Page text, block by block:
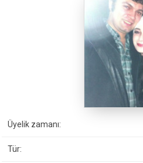
Üyelik zamanı:
Tür: